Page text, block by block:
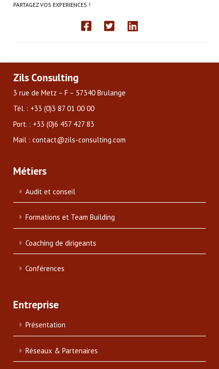
PARTAGEZ VOS EXPERIENCES !
Zils Consulting
3 rue de Metz – F – 57340 Brulange
Tél. : +33 (0)3 87 01 00 00
Port. : +33 (0)6 457 427 83
Mail : contact@zils-consulting.com
Métiers
Audit et conseil
Formations et Team Building
Coaching de dirigeants
Conférences
Entreprise
Présentation
Réseaux & Partenaires